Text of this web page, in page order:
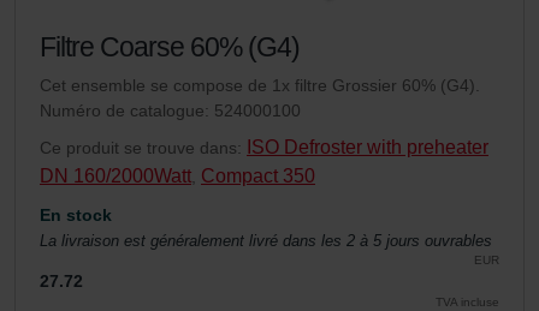
Filtre Coarse 60% (G4)
Cet ensemble se compose de 1x filtre Grossier 60% (G4).
Numéro de catalogue: 524000100
Ce produit se trouve dans:
ISO Defroster with preheater
DN 160/2000Watt Compact 350
En stock
La livraison est généralement livré dans les 2 à 5 jours ouvrables
EUR
27.72
TVA incluse